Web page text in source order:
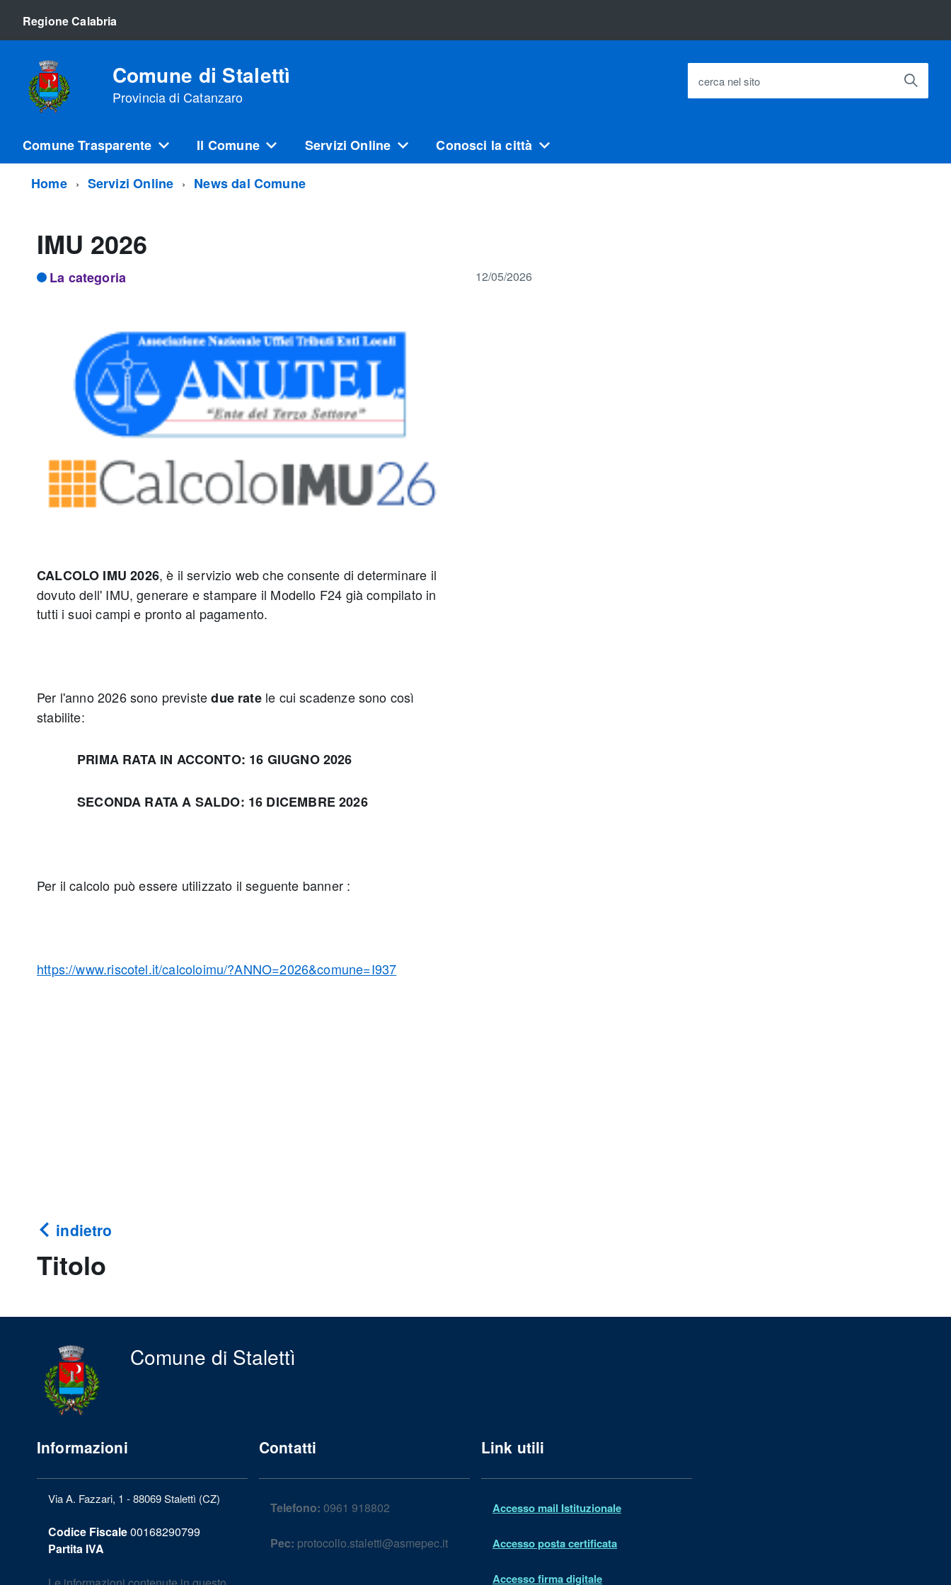
Regione Calabria
Comune di Stalettì
Provincia di Catanzaro
cerca nel sito
Comune Trasparente Il Comune Servizi Online Conosci la città
Home Servizi Online News dal Comune
IMU 2026
La categoria 12/05/2026
CALCOLO IMU 2026, è il servizio web che consente di determinare il
dovuto dell' IMU, generare e stampare il Modello F24 già compilato in
tutti i suoi campi e pronto al pagamento.
Per l'anno 2026 sono previstedue ratele cui scadenze sono così
stabilite:
PRIMA RATA IN ACCONTO: 16 GIUGNO 2026
SECONDA RATA A SALDO: 16 DICEMBRE 2026
Per il calcolo può essere utilizzato il seguente banner :
https://www.riscotel.it/calcoloimu/?ANNO=2026&comune=I937
indietro
Titolo
Comune di Stalettì
Informazioni
Via A. Fazzari, 1 - 88069 Stalettì (CZ)
Codice Fiscale00168290799
Partita IVA
Contatti
Telefono: 0961 918802
Pec: protocollo.staletti@asmepec.it
Link utili
Accesso mail Istituzionale
Accesso posta certificata
Accesso firma digitale